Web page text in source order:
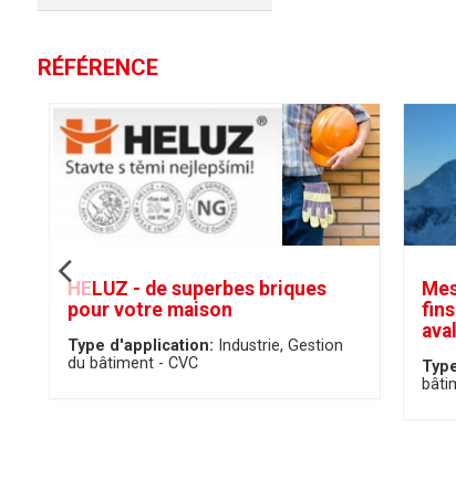
RÉFÉRENCE
HELUZ - de superbes briques
pour votre maison
Type d'application: Industrie Gestion
du bâtiment - CVC